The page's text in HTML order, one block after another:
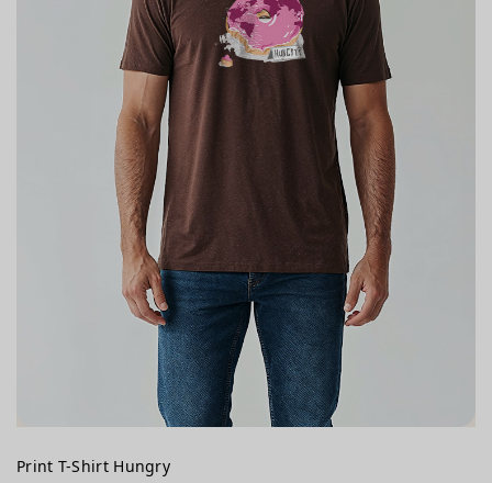
Print T-Shirt Hungry